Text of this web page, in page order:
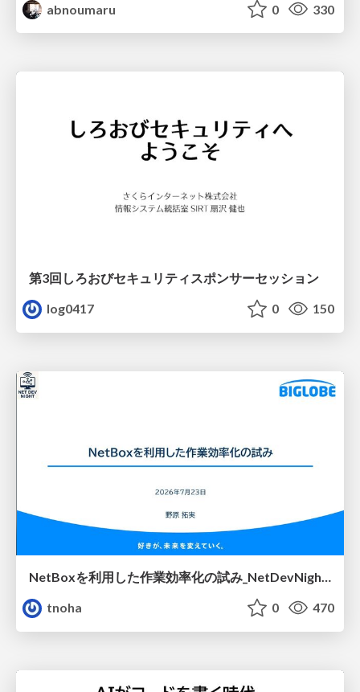
abnoumaru
0 330
第3回しろおびセキュリティスポンサーセッション
log0417
0 150
NetBoxを利用した作業効率化の試み_NetDevNight4
tnoha
0 470